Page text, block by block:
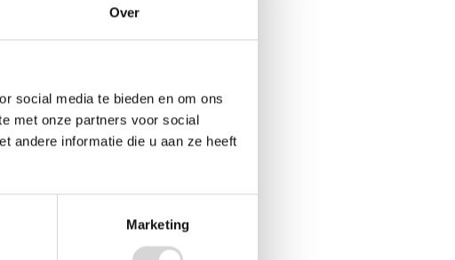
Over
social media te bieden en om ons
met onze partners voor social
andere informatie die u aan ze heeft
Marketing